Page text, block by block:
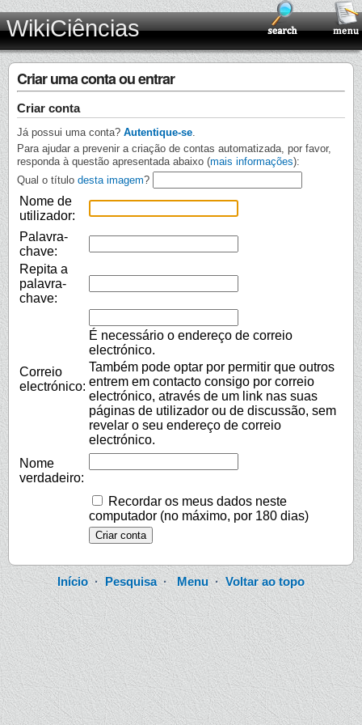
WikiCiências
Criar uma conta ou entrar
Criar conta
Já possui uma conta? Autentique-se
Para ajudar a prevenir a criação de contas automatizada, por favor,
responda à questão apresentada abaixo (mais informações):
Qual o título desta imagem?
Nome de
utilizador:
Palavra-
chave:
Repita a
palavra-
chave:
Correio
electrónico:
É necessário o endereço de correio
electrónico.
Também pode optar por permitir que outros
entrem em contacto consigo por correio
electrónico, através de um link nas suas
páginas de utilizador ou de discussão, sem
revelar o seu endereço de correio
electrónico.
Nome
verdadeiro:
Recordar os meus dados neste
computador (no máximo, por 180 dias)
Início·Pesquisa· Menu· Voltar ao topo